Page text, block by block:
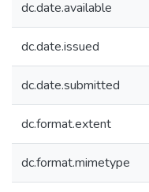
dc.date.available
dc.date.issued
dc.date.submitted
dc.format.extent
dc.format.mimetype